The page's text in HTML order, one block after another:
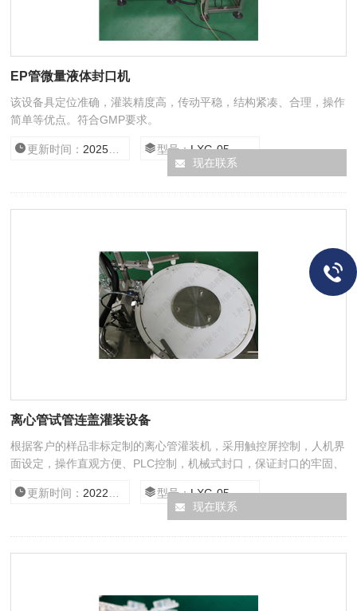
EP管微量液体封口机
该设备具定位准确，灌装精度高，传动平稳，结构紧凑、合理，操作
简单等优点。符合GMP要求。
更新时间： 2025/8/12 0:00:00 型号：LXG-05
现在联系
离心管试管连盖灌装设备
根据客户的样品非标定制的离心管灌装机，采用触控屏控制，人机界
面设定，操作直观方便、PLC控制，机械式封口，保证封口的牢固、
理，操作简单等优点。符合GMP要求。
更新时间： 2022/10/17 15:31:17 型号：LXG-05
现在联系